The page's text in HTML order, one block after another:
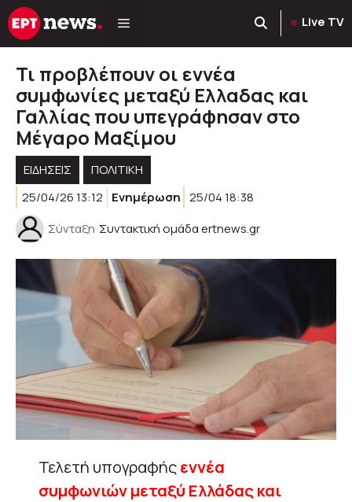
Μετάβαση
σε
Live TV
Τι προβλέπουν οι εννέα
συμφωνίες μεταξύ Ελλαδας και
Γαλλίας που υπεγράφησαν στο
Μέγαρο Μαξίμου
ΕΙΔΗΣΕΙΣ
ΠΟΛΙΤΙΚΉ
25/04/26 13:12
Ενημέρωση 25/04 18:38
Σύνταξη Συντακτική ομάδα ertnews.gr
Τελετή υπογραφήςεννέα
συμφωνιών μεταξύ Ελλάδας και